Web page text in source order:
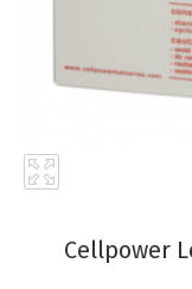
Cellpower